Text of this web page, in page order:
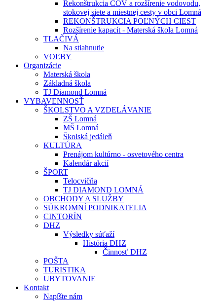
Rekonštrukcia ČOV a rozšírenie vodovodu,
stokovej siete a miestnej cesty v obci Lomná
REKONŠTRUKCIA POĽNÝCH CIEST
Rozšírenie kapacít - Materská škola Lomná
TLAČIVÁ
Na stiahnutie
VOĽBY
Organizácie
Materská škola
Základná škola
TJ Diamond Lomná
VYBAVENNOSŤ
ŠKOLSTVO A VZDELÁVANIE
ZŠ Lomná
MŠ Lomná
Školská jedáleň
KULTÚRA
Prenájom kultúrno - osvetového centra
Kalendár akcií
ŠPORT
Telocvičňa
TJ DIAMOND LOMNÁ
OBCHODY A SLUŽBY
SÚKROMNÍ PODNIKATELIA
CINTORÍN
DHZ
Výsledky súťaží
História DHZ
Činnosť DHZ
POŠTA
TURISTIKA
UBYTOVANIE
Kontakt
Napíšte nám